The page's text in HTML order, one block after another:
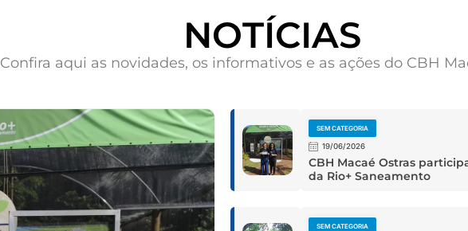
NOTÍCIAS
Confira aqui as novidades, os informativos e as ações do CBH
SEM CATEGORIA
19/06/2026
CBH Macaé Ostras
da Rio+ Saneamento
SEM CATEGORIA